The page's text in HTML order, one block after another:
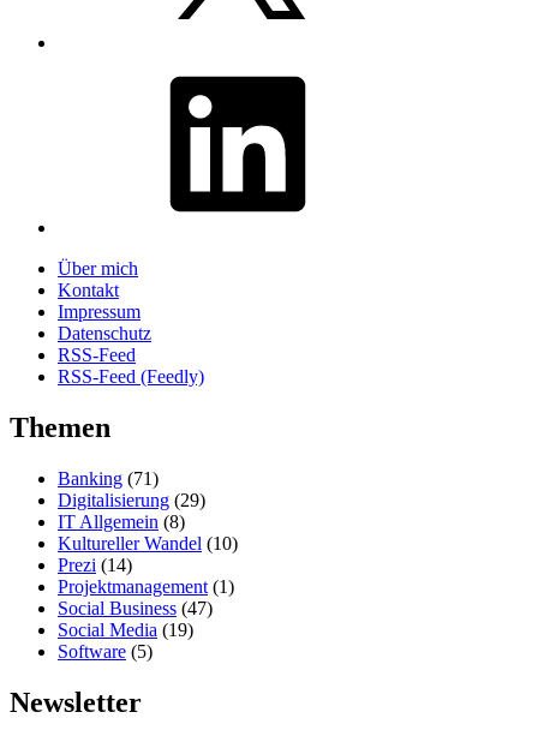
Über mich
Kontakt
Impressum
Datenschutz
RSS-Feed
RSS-Feed (Feedly)
Themen
Banking (71)
Digitalisierung (29)
IT Allgemein (8)
Kultureller Wandel (10)
Prezi (14)
Projektmanagement (1)
Social Business (47)
Social Media (19)
Software (5)
Newsletter